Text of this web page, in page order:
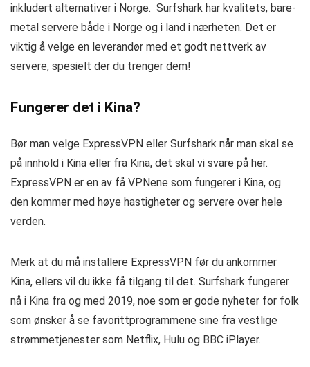
inkludert alternativer i Norge. Surfshark har kvalitets, bare-
metal servere både i Norge og i land i nærheten. Det er
viktig å velge en leverandør med et godt nettverk av
servere, spesielt der du trenger dem!
Fungerer det i Kina?
Bør man velge ExpressVPN eller Surfshark når man skal se
på innhold i Kina eller fra Kina, det skal vi svare på her.
ExpressVPN er en av få VPNene som fungerer i Kina, og
den kommer med høye hastigheter og servere over hele
verden.
Merk at du må installere ExpressVPN før du ankommer
Kina, ellers vil du ikke få tilgang til det. Surfshark fungerer
nå i Kina fra og med 2019, noe som er gode nyheter for folk
som ønsker å se favorittprogrammene sine fra vestlige
strømmetjenester som Netflix, Hulu og BBC iPlayer.